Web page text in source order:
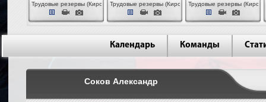
Трудовые резервы (Киров) Трудовые резервы (Киров) Трудовые резервы (Киров)
Календарь Команды
Соков Александр